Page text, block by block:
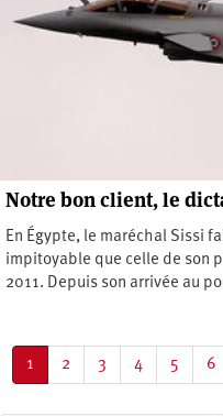
Notre bon client, le
En Égypte, le maréchal Sissi
impitoyable que celle de son
2011. Depuis son arrivée au
Page
courante
1 Page
2 Page
3 Page
4 Page
5 6